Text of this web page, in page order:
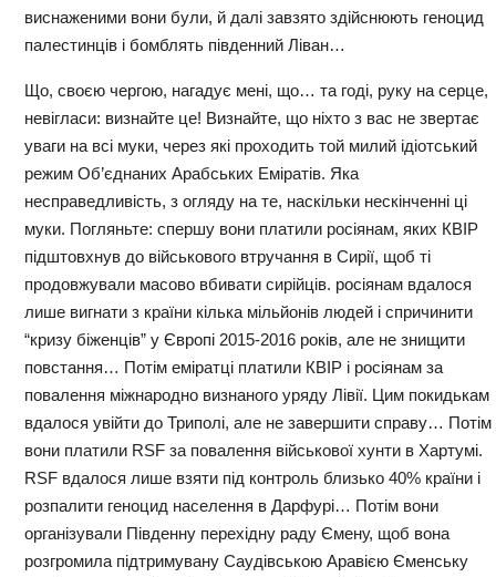
виснаженими вони були, й далі завзято здійснюють геноцид
палестинців і бомблять південний Ліван…
Що, своєю чергою, нагадує мені, що… та годі, руку на серце,
невігласи: визнайте це! Визнайте, що ніхто з вас не звертає
уваги на всі муки, через які проходить той милий ідіотський
режим Об’єднаних Арабських Еміратів. Яка
несправедливість, з огляду на те, наскільки нескінченні ці
муки. Погляньте: спершу вони платили росіянам, яких КВІР
підштовхнув до військового втручання в Сирії, щоб ті
продовжували масово вбивати сирійців. росіянам вдалося
лише вигнати з країни кілька мільйонів людей і спричинити
“кризу біженців” у Європі 2015-2016 років, але не знищити
повстання… Потім еміратці платили КВІР і росіянам за
повалення міжнародно визнаного уряду Лівії. Цим покидькам
вдалося увійти до Триполі, але не завершити справу… Потім
вони платили RSF за повалення військової хунти в Хартумі.
RSF вдалося лише взяти під контроль близько 40% країни і
розпалити геноцид населення в Дарфурі… Потім вони
організували Південну перехідну раду Ємену, щоб вона
розгромила підтримувану Саудівською Аравією Єменську